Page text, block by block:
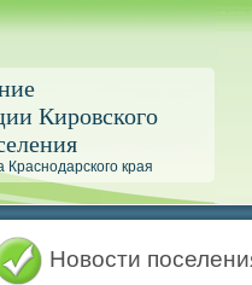
Кировского
Краснодарского края
Новости